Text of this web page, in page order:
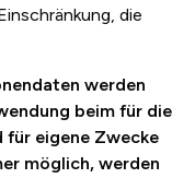
die
werden
beim für die
für eigene Zwecke
möglich, werden